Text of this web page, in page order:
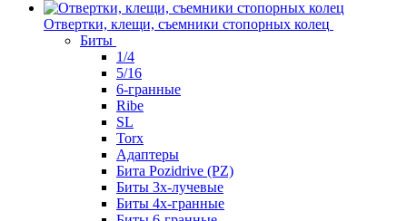
Отвертки, клещи, съемники стопорных колец
Биты
1/4
5/16
6-гранные
Ribe
SL
Torx
Адаптеры
Бита Pozidrive (PZ)
Биты 3х-лучевые
Биты 4х-гранные